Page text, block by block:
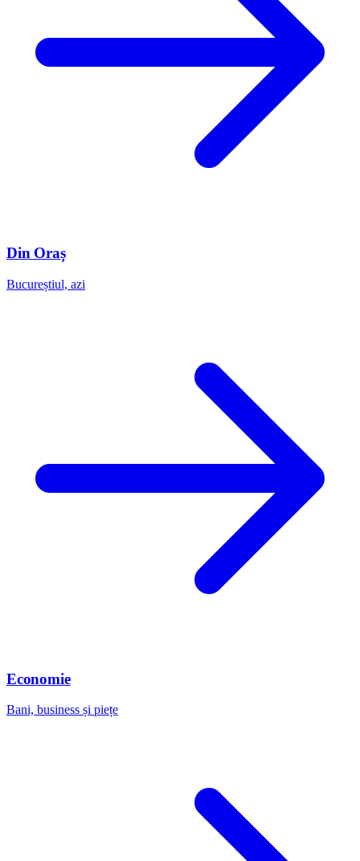
Din Oraș
Bucureștiul, azi
Economie
Bani, business și piețe